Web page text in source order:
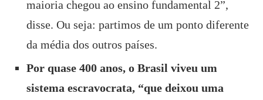
maioria chegou ao ensino fundamental 2”,
disse. Ou seja: partimos de um ponto diferente
da média dos outros países.
Por quase 400 anos, o Brasil viveu um
sistema escravocrata, “que deixou uma